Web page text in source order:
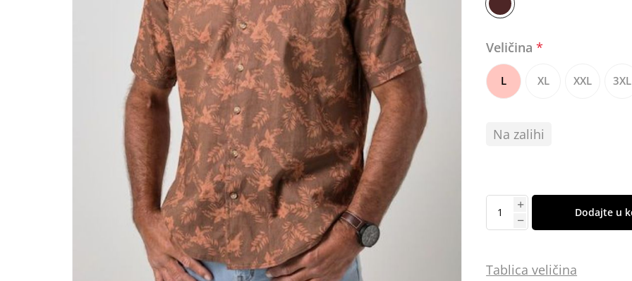
Veličina*
L XL XXL 3XL
Na zalihi
Dodajte u
Tablica veličina